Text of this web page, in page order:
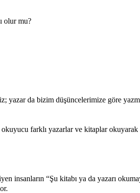
olur mu?
yazar da bizim düşüncelerimize göre
farklı yazarlar ve kitaplar okuyarak
insanların “Şu kitabı ya da yazarı